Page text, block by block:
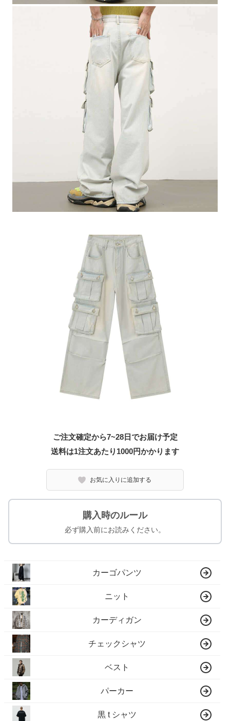
ご注文確定から7~28日でお届け予定
送料は1注文あたり 1000円かかります
お気に入りに追加する
購入時のルール
必ず購入前にお読みください。
カーゴパンツ
ニット
カーディガン
チェックシャツ
ベスト
パーカー
黒 t シャツ